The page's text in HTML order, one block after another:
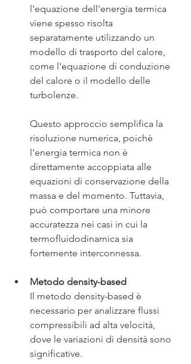
l'equazione dell'energia termica
viene spesso risolta
separatamente utilizzando un
modello di trasporto del calore,
come l'equazione di conduzione
del calore o il modello delle
turbolenze.
Questo approccio semplifica la
risoluzione numerica, poichè
l'energia termica non è
direttamente accoppiata alle
equazioni di conservazione della
massa e del momento. Tuttavia,
può comportare una minore
accuratezza nei casi in cui la
termofluidodinamica sia
fortemente interconnessa.
Metodo density-based
Il metodo density-based è
necessario per analizzare flussi
compressibili ad alta velocità,
dove le variazioni di densità sono
significative.